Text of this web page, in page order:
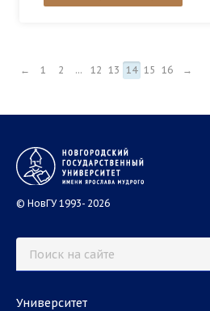
← 1 2 ... 12 13 14 15 16 →
© НовГУ 1993- 2026
Университет